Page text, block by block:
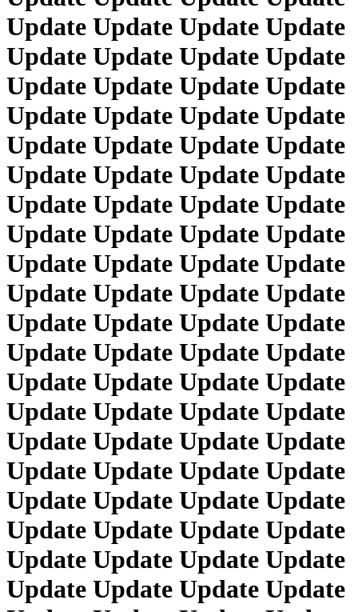
Update Update Update Update
Update Update Update Update
Update Update Update Update
Update Update Update Update
Update Update Update Update
Update Update Update Update
Update Update Update Update
Update Update Update Update
Update Update Update Update
Update Update Update Update
Update Update Update Update
Update Update Update Update
Update Update Update Update
Update Update Update Update
Update Update Update Update
Update Update Update Update
Update Update Update Update
Update Update Update Update
Update Update Update Update
Update Update Update Update